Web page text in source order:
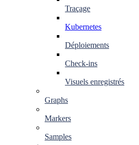
Traçage
Kubernetes
Déploiements
Check-ins
Visuels enregistrés
Graphs
Markers
Samples